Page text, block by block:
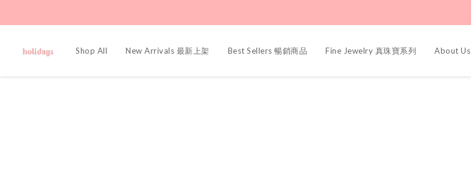
Shop All New Arrivals 最新上架 Best Sellers 暢銷商品 Fine Jewelry 真珠寶系列 About Us